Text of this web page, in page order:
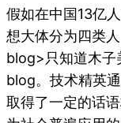
假如在中国13亿
想大体分为四类
blog>只知道木子
blog。技术精英
取得了一定的话